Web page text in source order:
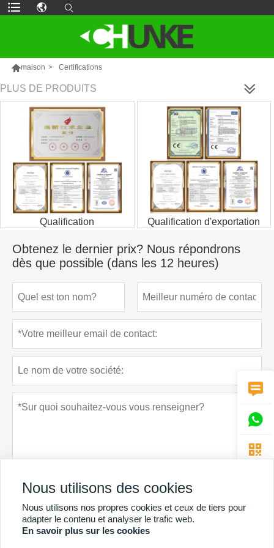
maison > Certifications
PLUS DE PRODUITS
Qualification Qualification d'exportation
Obtenez le dernier prix? Nous répondrons
dès que possible (dans les 12 heures)
soumettre Politique de confidentialité



Nous utilisons des cookies
Nous utilisons nos propres cookies et ceux de tiers pour
adapter le contenu et analyser le trafic web.
En savoir plus sur les cookies